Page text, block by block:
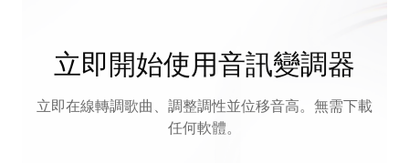
立即開始使用音訊變調器
立即在線轉調歌曲、調整調性並位移音高。無需下載
任何軟體。